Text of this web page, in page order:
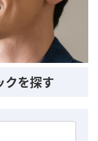
クを探す